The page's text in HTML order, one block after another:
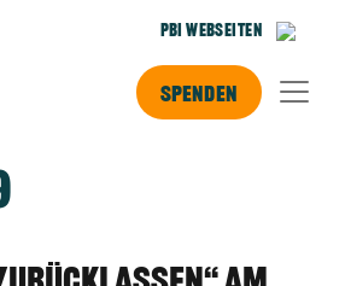
PBI Webseiten
Spenden